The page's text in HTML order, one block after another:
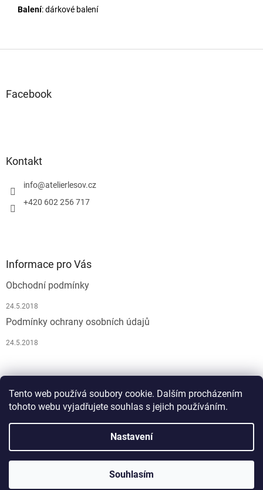
Tento web používá soubory cookie. Dalším procházením
tohoto webu vyjadřujete souhlas s jejich používáním.
Nastavení
Souhlasím
Balení: dárkové balení
Facebook
Kontakt
info@atelierlesov.cz
+420 602 256 717
Informace pro Vás
Obchodní podmínky
24.5.2018
Podmínky ochrany osobních údajů
24.5.2018
Vytvořil Shoptet
Atelier JM Lesov. Všechna práva vyhrazena.